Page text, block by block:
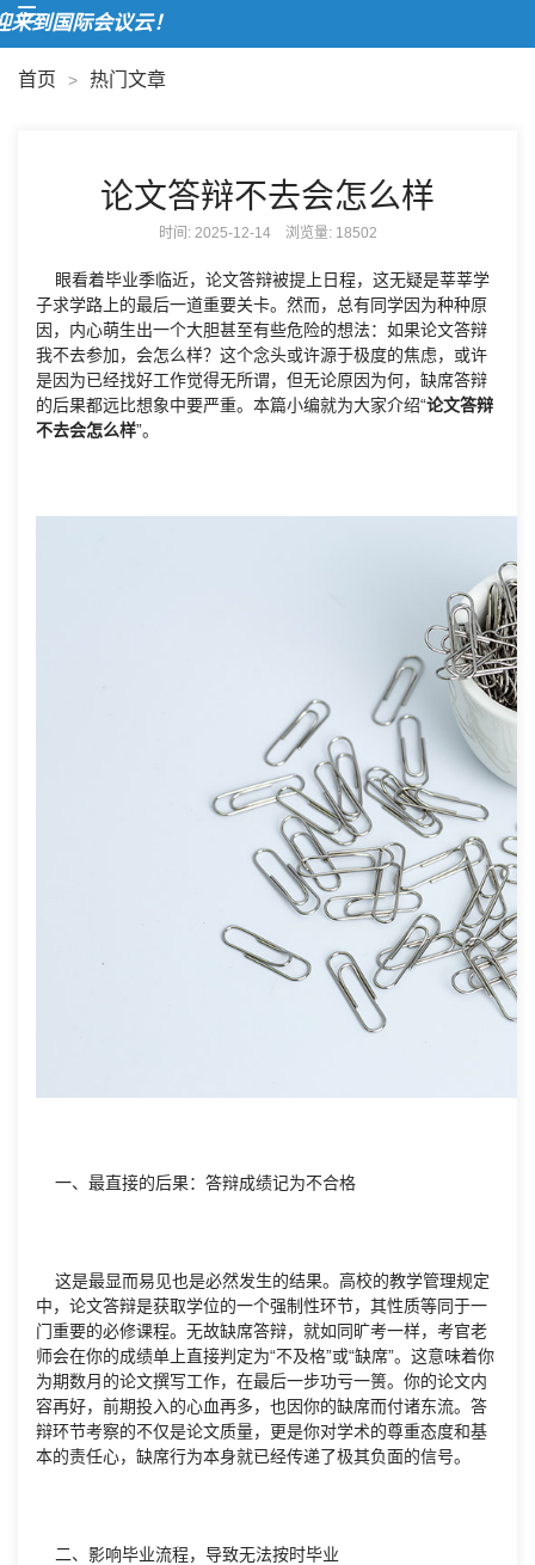
到国际会议云！
首页 > 热门文章
论文答辩不去会怎么样
时间: 2025-12-14 浏览量: 18502
眼看着毕业季临近，论文答辩被提上日程，这无疑是莘莘学
子求学路上的最后一道重要关卡。然而，总有同学因为种种原
因，内心萌生出一个大胆甚至有些危险的想法：如果论文答辩
我不去参加，会怎么样？这个念头或许源于极度的焦虑，或许
是因为已经找好工作觉得无所谓，但无论原因为何，缺席答辩
的后果都远比想象中要严重。本篇小编就为大家介绍“论文答辩
不去会怎么样”。
一、最直接的后果：答辩成绩记为不合格
这是最显而易见也是必然发生的结果。高校的教学管理规定
中，论文答辩是获取学位的一个强制性环节，其性质等同于一
门重要的必修课程。无故缺席答辩，就如同旷考一样，考官老
师会在你的成绩单上直接判定为“不及格”或“缺席”。这意味着你
为期数月的论文撰写工作，在最后一步功亏一篑。你的论文内
容再好，前期投入的心血再多，也因你的缺席而付诸东流。答
辩环节考察的不仅是论文质量，更是你对学术的尊重态度和基
本的责任心，缺席行为本身就已经传递了极其负面的信号。
二、影响毕业流程，导致无法按时毕业